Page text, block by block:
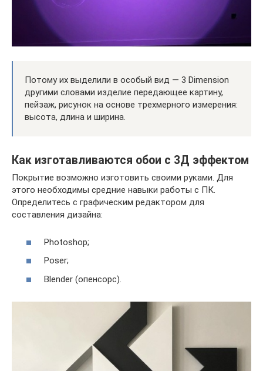
Потому их выделили в особый вид — 3 Dimension
другими словами изделие передающее картину,
пейзаж, рисунок на основе трехмерного измерения:
высота, длина и ширина.
Как изготавливаются обои с 3Д эффектом
Покрытие возможно изготовить своими руками. Для
этого необходимы средние навыки работы с ПК.
Определитесь с графическим редактором для
составления дизайна:
Photoshop;
Poser;
Blender (опенсорс).